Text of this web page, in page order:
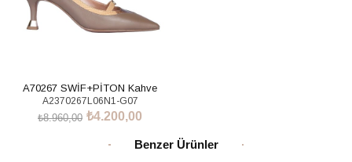
A70267 SWİF+PİTON Kahve
A2370267L06N1-G07
₺4.200,00
₺8.960,00
Benzer Ürünler